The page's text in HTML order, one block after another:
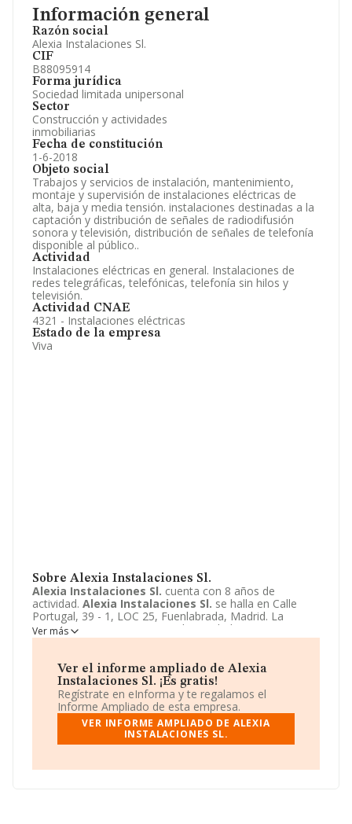
Información general
Razón social
Alexia Instalaciones Sl.
CIF
B88095914
Forma jurídica
Sociedad limitada unipersonal
Sector
Construcción y actividades
inmobiliarias
Fecha de constitución
1-6-2018
Objeto social
Trabajos y servicios de instalación, mantenimiento,
montaje y supervisión de instalaciones eléctricas de
alta, baja y media tensión. instalaciones destinadas a la
captación y distribución de señales de radiodifusión
sonora y televisión, distribución de señales de telefonía
disponible al público..
Actividad
Instalaciones eléctricas en general. Instalaciones de
redes telegráficas, telefónicas, telefonía sin hilos y
televisión.
Actividad CNAE
4321 - Instalaciones eléctricas
Estado de la empresa
Viva
Sobre Alexia Instalaciones Sl.
Alexia Instalaciones Sl. cuenta con 8 años de
actividad. Alexia Instalaciones Sl. se halla en Calle
Portugal, 39 - 1, LOC 25, Fuenlabrada, Madrid. La
empresa enmarca su principal actividad CNAE como
4321 - Instalaciones eléctricas.Alexia Instalaciones
unipersonal.
Ver más
Ver el informe ampliado de Alexia
Instalaciones Sl. ¡Es gratis!
Regístrate en eInforma y te regalamos el
Informe Ampliado de esta empresa.
VER INFORME AMPLIADO DE ALEXIA
INSTALACIONES SL.
Información oficial y registral complementaria.